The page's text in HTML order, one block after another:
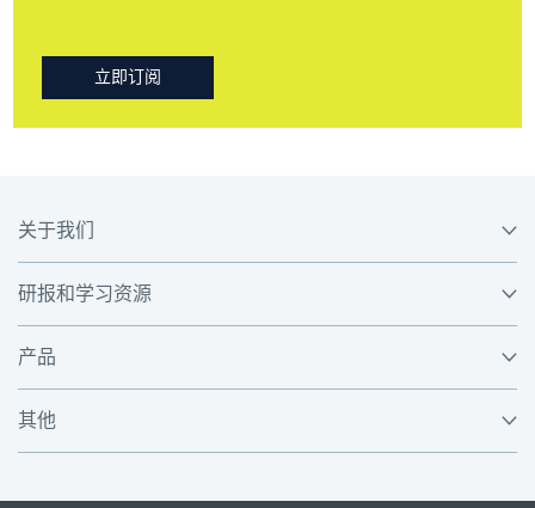
立即订阅
关于我们
研报和学习资源
产品
其他